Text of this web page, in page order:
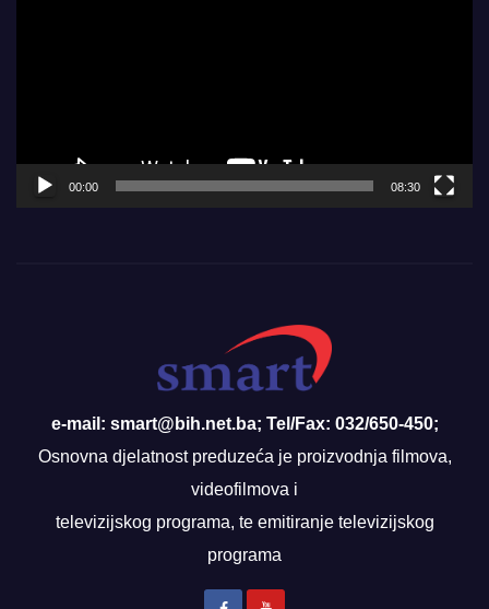
00:00 08:30
e-mail: smart@bih.net.ba; Tel/Fax: 032/650-450;
Osnovna djelatnost preduzeća je proizvodnja filmova,
videofilmova i
televizijskog programa, te emitiranje televizijskog
programa